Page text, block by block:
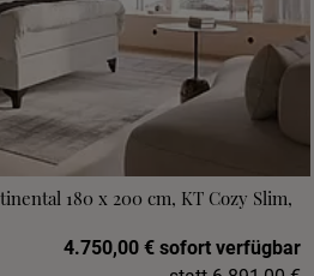
180 x 200 cm, KT Cozy Slim,
4.750,00 € sofort verfügbar